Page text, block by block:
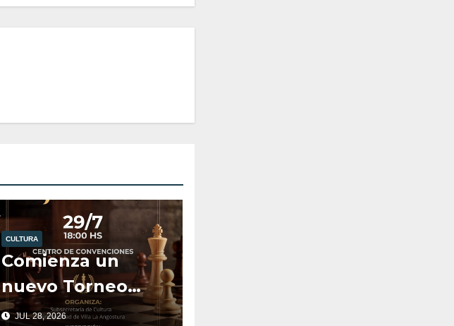
CULTURA
Comienza un
nuevo Torneo
Amistoso de
JUL 28, 2026